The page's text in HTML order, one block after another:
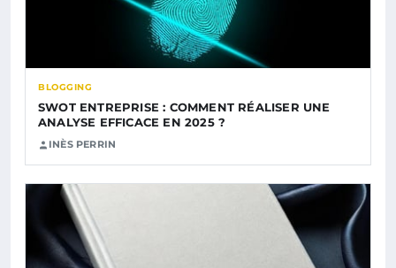
BLOGGING
SWOT ENTREPRISE : COMMENT RÉALISER UNE
ANALYSE EFFICACE EN 2025 ?
INÈS PERRIN